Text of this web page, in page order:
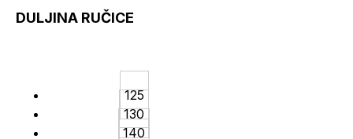
DULJINA RUČICE
125
130
140